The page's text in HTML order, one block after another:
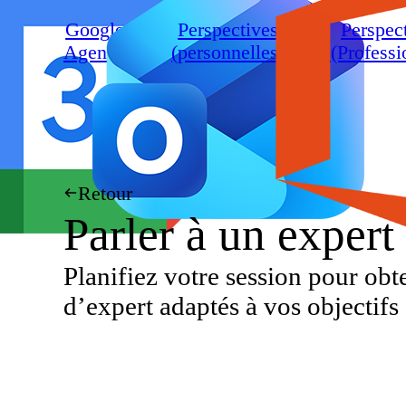
Google
Agenda
Perspectives
(personnelles)
Retour
Parler à un
Planifiez votre session pour
d’expert adaptés à vos